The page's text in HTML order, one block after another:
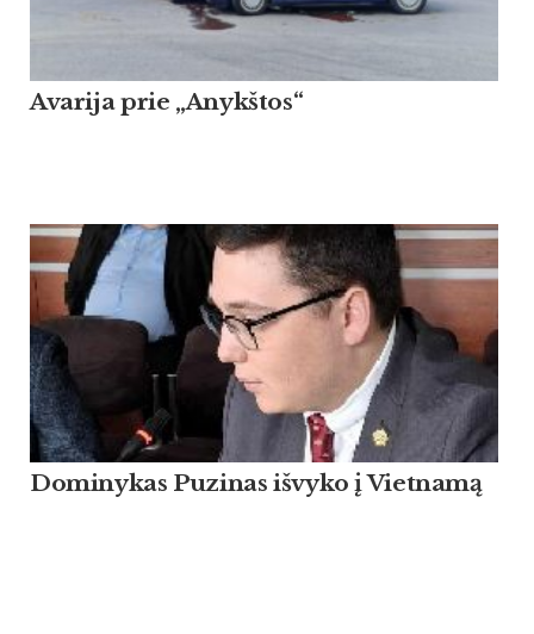
Avarija prie „Anykštos“
Dominykas Puzinas išvyko į Vietnamą